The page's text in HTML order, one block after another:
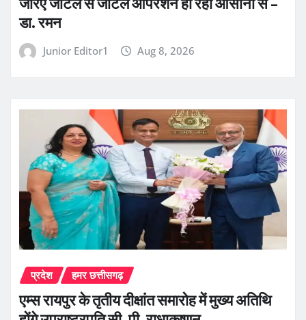
डा. रमन
Junior Editor1 Aug 8, 2026
प्रदेश हमर छत्तीसगढ़
एम्स रायपुर के तृतीय दीक्षांत समारोह में मुख्य अतिथि